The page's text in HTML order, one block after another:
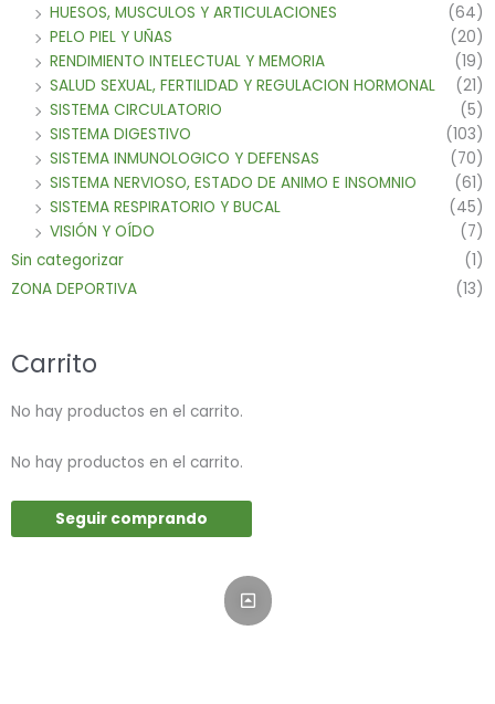
HUESOS, MUSCULOS Y ARTICULACIONES
(64)
PELO PIEL Y UÑAS
(20)
RENDIMIENTO INTELECTUAL Y MEMORIA
(19)
SALUD SEXUAL, FERTILIDAD Y REGULACION HORMONAL
(21)
SISTEMA CIRCULATORIO
(5)
SISTEMA DIGESTIVO
(103)
SISTEMA INMUNOLOGICO Y DEFENSAS
(70)
SISTEMA NERVIOSO, ESTADO DE ANIMO E INSOMNIO
(61)
SISTEMA RESPIRATORIO Y BUCAL
(45)
VISIÓN Y OÍDO
(7)
Sin categorizar
(1)
ZONA DEPORTIVA
(13)
Carrito
No hay productos en el carrito.
No hay productos en el carrito.
Seguir comprando